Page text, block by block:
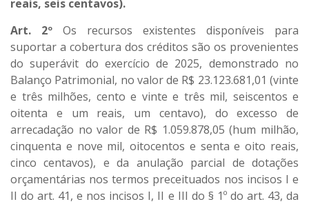
reais, seis centavos).
Art. 2º Os recursos existentes disponíveis para
suportar a cobertura dos créditos são os provenientes
do superávit do exercício de 2025, demonstrado no
Balanço Patrimonial, no valor de R$ 23.123.681,01 (vinte
e três milhões, cento e vinte e três mil, seiscentos e
oitenta e um reais, um centavo), do excesso de
arrecadação no valor de R$ 1.059.878,05 (hum milhão,
cinquenta e nove mil, oitocentos e senta e oito reais,
cinco centavos), e da anulação parcial de dotações
orçamentárias nos termos preceituados nos incisos I e
II do art. 41, e nos incisos I, II e III do § 1º do art. 43, da